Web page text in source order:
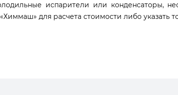
испарители или конденсаторы,
для расчета стоимости либо указать